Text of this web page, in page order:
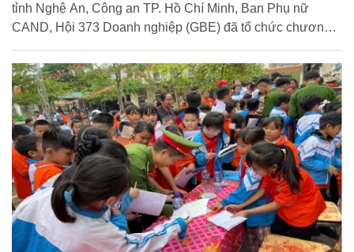
tỉnh Nghệ An, Công an TP. Hồ Chí Minh, Ban Phụ nữ
CAND, Hội 373 Doanh nghiệp (GBE) đã tổ chức chương
xã Bích Hào, tỉnh Nghệ An. Tổng các phần quà, tiền mặt
được trao tặng là 5 tỷ 570 triệu đồng.